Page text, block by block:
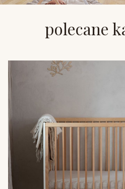
polecane